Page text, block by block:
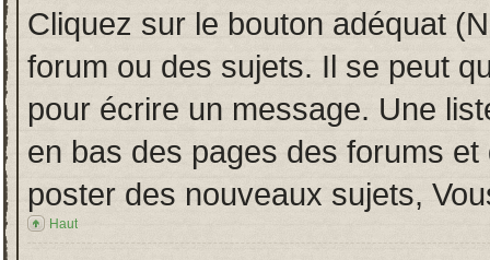
Cliquez sur le bouton adéquat
forum ou des sujets. Il se peut
pour écrire un message. Une
en bas des pages des forums
poster des nouveaux sujets,
Haut